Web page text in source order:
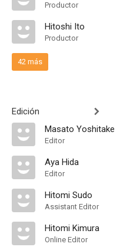
Productor
Hitoshi Ito
Productor
42 más
Edición
Masato Yoshitake
Editor
Aya Hida
Editor
Hitomi Sudo
Assistant Editor
Hitomi Kimura
Online Editor